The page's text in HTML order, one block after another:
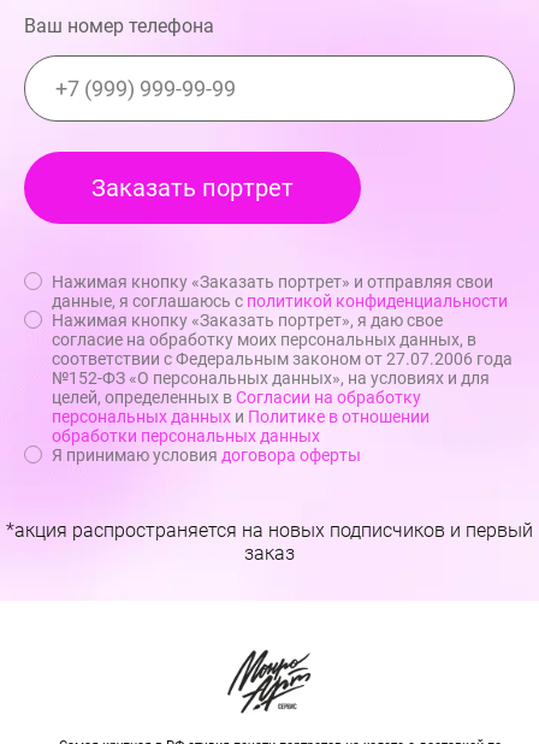
Ваш номер телефона
Нажимая кнопку «Заказать портрет» и отправляя свои
данные, я соглашаюсь с политикой конфиденциальности
Нажимая кнопку «Заказать портрет», я даю свое
согласие на обработку моих персональных данных, в
соответствии с Федеральным законом от 27.07.2006 года
№152-ФЗ «О персональных данных», на условиях и для
целей, определенных вСогласии на обработку
персональных данных и Политике в отношении
обработки персональных данных
Я принимаю условия договора оферты
*акция распространяется на новых подписчиков и первый
заказ